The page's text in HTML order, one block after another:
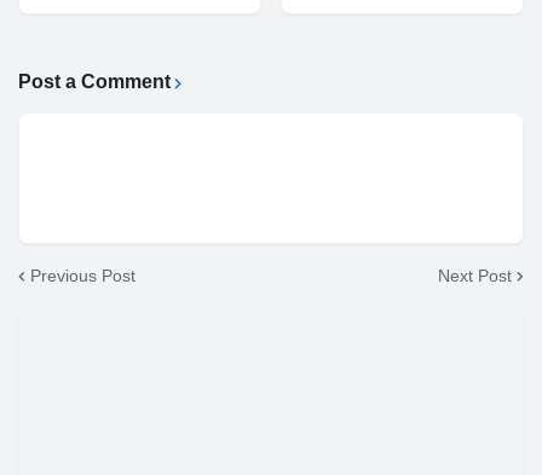
Post a Comment
Previous Post Next Post